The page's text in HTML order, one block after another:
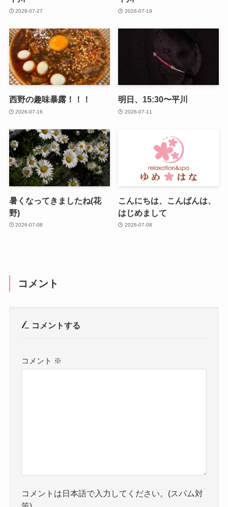
2026-07-27 2026-07-19
西野の趣味暴露！！！
2026-07-16
明日、15:30〜平川
2026-07-11
暑くなってきましたね(花
野)
2026-07-08
こんにちは、こんばんは、
はじめまして
2026-07-08
コメント
コメントする
コメント ※
コメントは日本語で入力してください。(スパム対